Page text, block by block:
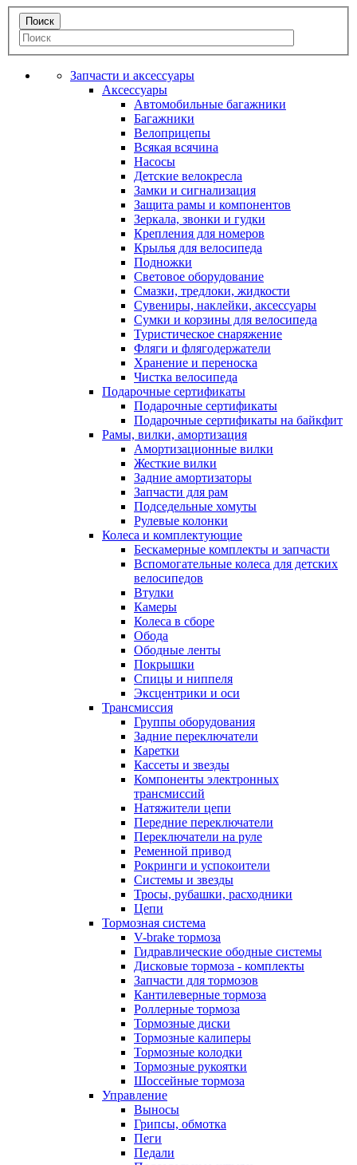
Запчасти и аксессуары
Аксессуары
Автомобильные багажники
Багажники
Велоприцепы
Всякая всячина
Насосы
Детские велокресла
Замки и сигнализация
Защита рамы и компонентов
Зеркала, звонки и гудки
Крепления для номеров
Крылья для велосипеда
Подножки
Световое оборудование
Смазки, тредлоки, жидкости
Сувениры, наклейки, аксессуары
Сумки и корзины для велосипеда
Туристическое снаряжение
Фляги и флягодержатели
Хранение и переноска
Чистка велосипеда
Подарочные сертификаты
Подарочные сертификаты
Подарочные сертификаты на байкфит
Рамы, вилки, амортизация
Амортизационные вилки
Жесткие вилки
Задние амортизаторы
Запчасти для рам
Подседельные хомуты
Рулевые колонки
Колеса и комплектующие
Бескамерные комплекты и запчасти
Вспомогательные колеса для детских
велосипедов
Втулки
Камеры
Колеса в сборе
Обода
Ободные ленты
Покрышки
Спицы и ниппеля
Эксцентрики и оси
Трансмиссия
Группы оборудования
Задние переключатели
Каретки
Кассеты и звезды
Компоненты электронных
трансмиссий
Натяжители цепи
Передние переключатели
Переключатели на руле
Ременной привод
Рокринги и успокоители
Системы и звезды
Тросы, рубашки, расходники
Цепи
Тормозная система
V-brake тормоза
Гидравлические ободные системы
Дисковые тормоза - комплекты
Запчасти для тормозов
Кантилеверные тормоза
Роллерные тормоза
Тормозные диски
Тормозные калиперы
Тормозные колодки
Тормозные рукоятки
Шоссейные тормоза
Управление
Выносы
Грипсы, обмотка
Пеги
Педали